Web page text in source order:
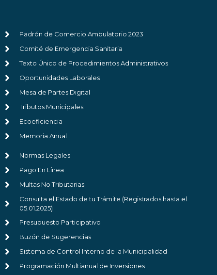
Padrón de Comercio Ambulatorio 2023
Comité de Emergencia Sanitaria
Texto Único de Procedimientos Administrativos
Oportunidades Laborales
Mesa de Partes Digital
Tributos Municipales
Ecoeficiencia
Memoria Anual
Normas Legales
Pago En Línea
Multas No Tributarias
Consulta el Estado de tu Trámite (Registrados hasta el
05.01.2025)
Presupuesto Participativo
Buzón de Sugerencias
Sistema de Control Interno de la Municipalidad
Programación Multianual de Inversiones